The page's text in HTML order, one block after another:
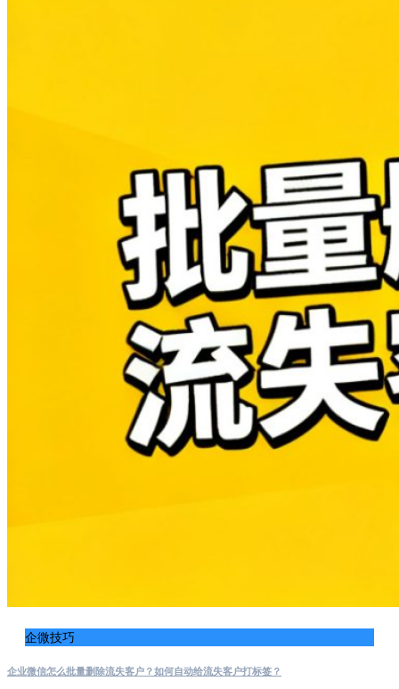
企微技巧
企业微信怎么批量删除流失客户？如何自动给流失客户打标签？